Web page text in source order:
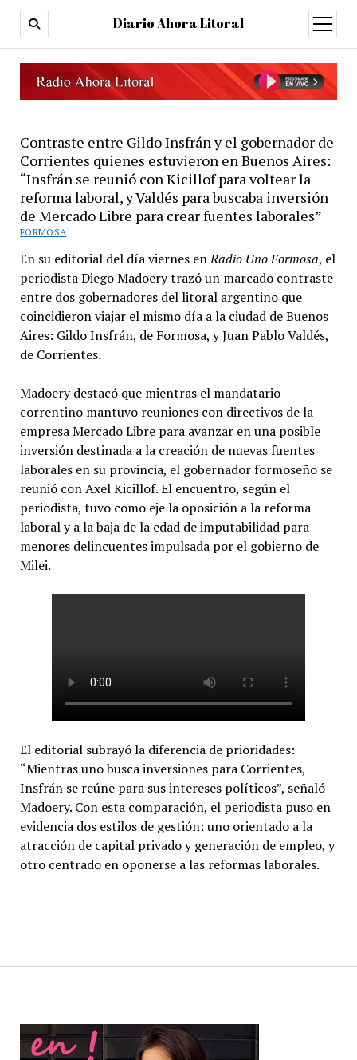
Diario Ahora Litoral
open
menu
Contraste entre Gildo Insfrán y el gobernador de
Corrientes quienes estuvieron en Buenos Aires:
“Insfrán se reunió con Kicillof para voltear la
reforma laboral, y Valdés para buscaba inversión
de Mercado Libre para crear fuentes laborales”
FORMOSA
En su editorial del día viernes enRadio Uno Formosa, el
periodista Diego Madoery trazó un marcado contraste
entre dos gobernadores del litoral argentino que
coincidieron viajar el mismo día a la ciudad de Buenos
Aires: Gildo Insfrán, de Formosa, y Juan Pablo Valdés,
de Corrientes.
Madoery destacó que mientras el mandatario
correntino mantuvo reuniones con directivos de la
empresa Mercado Libre para avanzar en una posible
inversión destinada a la creación de nuevas fuentes
laborales en su provincia, el gobernador formoseño se
reunió con Axel Kicillof. El encuentro, según el
periodista, tuvo como eje la oposición a la reforma
laboral y a la baja de la edad de imputabilidad para
menores delincuentes impulsada por el gobierno de
Milei.
El editorial subrayó la diferencia de prioridades:
“Mientras uno busca inversiones para Corrientes,
Insfrán se reúne para sus intereses políticos”, señaló
Madoery. Con esta comparación, el periodista puso en
evidencia dos estilos de gestión: uno orientado a la
atracción de capital privado y generación de empleo, y
otro centrado en oponerse a las reformas laborales.